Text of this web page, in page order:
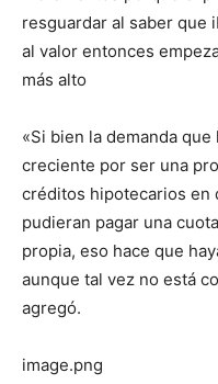
resguardar al saber que
al valor entonces
más alto
«Si bien la demanda
creciente por ser una
créditos hipotecarios en
pudieran pagar una
propia, eso hace que
aunque tal vez no está
agregó.
image.png